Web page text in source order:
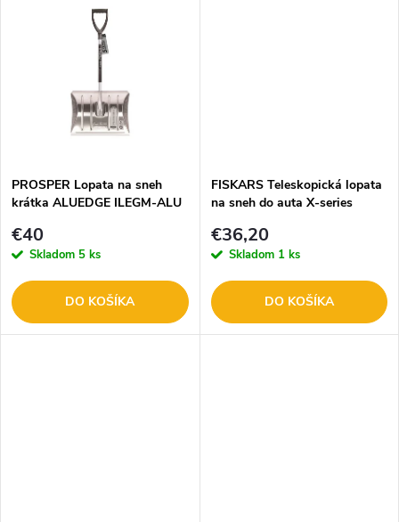
o
v
o
v
PROSPER Lopata na sneh
krátka ALUEDGE ILEGM-ALU
€40
Skladom 5 ks
DO KOŠÍKA
FISKARS Teleskopická lopata
na sneh do auta X-series
€36,20
Skladom 1 ks
DO KOŠÍKA